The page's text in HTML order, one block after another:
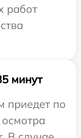
работ
минут
приедет по